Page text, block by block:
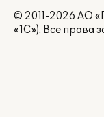
© 2011-2026 АО
«1С»). Все права